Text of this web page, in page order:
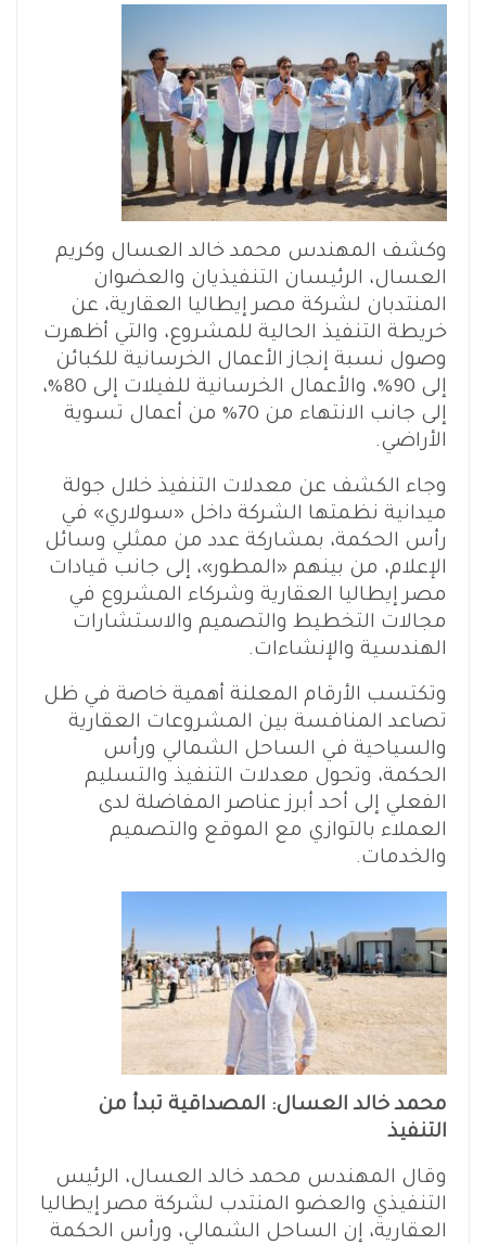
وكشف المهندس محمد خالد العسال وكريم
العسال، الرئيسان التنفيذيان والعضوان
المنتدبان لشركة مصر إيطاليا العقارية، عن
خريطة التنفيذ الحالية للمشروع، والتي أظهرت
وصول نسبة إنجاز الأعمال الخرسانية للكبائن
إلى 90%، والأعمال الخرسانية للفيلات إلى 80%،
إلى جانب الانتهاء من 70% من أعمال تسوية
الأراضي.
وجاء الكشف عن معدلات التنفيذ خلال جولة
ميدانية نظمتها الشركة داخل «سولاري» في
رأس الحكمة، بمشاركة عدد من ممثلي وسائل
الإعلام، من بينهم «المطور»، إلى جانب قيادات
مصر إيطاليا العقارية وشركاء المشروع في
مجالات التخطيط والتصميم والاستشارات
الهندسية والإنشاءات.
وتكتسب الأرقام المعلنة أهمية خاصة في ظل
تصاعد المنافسة بين المشروعات العقارية
والسياحية في الساحل الشمالي ورأس
الحكمة، وتحول معدلات التنفيذ والتسليم
الفعلي إلى أحد أبرز عناصر المفاضلة لدى
العملاء بالتوازي مع الموقع والتصميم
والخدمات.
محمد خالد العسال: المصداقية تبدأ من
التنفيذ
وقال المهندس محمد خالد العسال، الرئيس
التنفيذي والعضو المنتدب لشركة مصر إيطاليا
العقارية، إن الساحل الشمالي، ورأس الحكمة